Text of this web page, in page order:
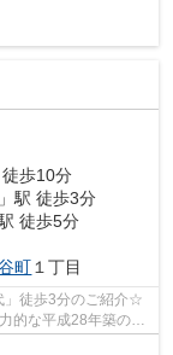
徒歩10分
」駅 徒歩3分
徒歩5分
町 １丁目
」徒歩3分のご紹介☆
的な平成28年築の物